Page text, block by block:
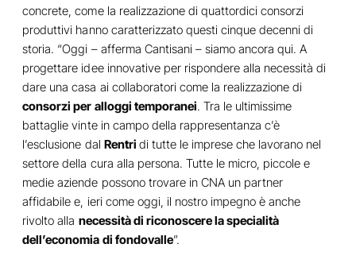
concrete, come la realizzazione di quattordici consorzi
produttivi hanno caratterizzato questi cinque decenni di
storia. “Oggi – afferma Cantisani – siamo ancora qui. A
progettare idee innovative per rispondere alla necessità di
dare una casa ai collaboratori come la realizzazione di
consorzi per alloggi temporanei. Tra le ultimissime
battaglie vinte in campo della rappresentanza c’è
l’esclusione dal Rentri di tutte le imprese che lavorano nel
settore della cura alla persona. Tutte le micro, piccole e
medie aziende possono trovare in CNA un partner
affidabile e, ieri come oggi, il nostro impegno è anche
rivolto alla necessità di riconoscere la specialità
dell’economia di fondovalle”.